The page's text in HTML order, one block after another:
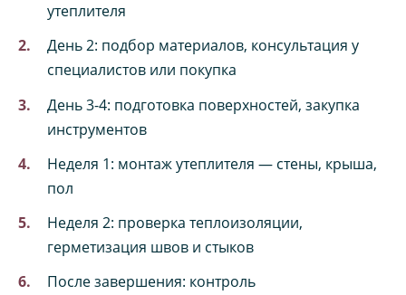
утеплителя
День 2: подбор материалов, консультация у
специалистов или покупка
День 3-4: подготовка поверхностей, закупка
инструментов
Неделя 1: монтаж утеплителя — стены, крыша,
пол
Неделя 2: проверка теплоизоляции,
герметизация швов и стыков
После завершения: контроль